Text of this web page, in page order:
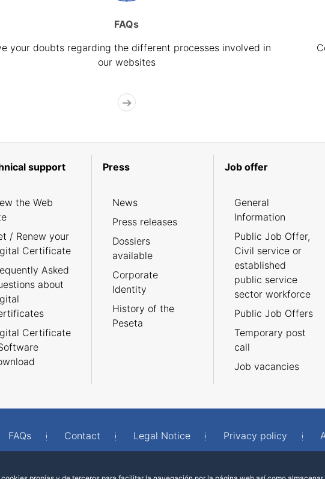
FAQs
your doubts regarding the different processes involved in
our websites
support
the Web
/ Renew your
Certificate
Asked
about
Certificate
Press
News
Press releases
Dossiers
available
Corporate
Identity
History of the
Peseta
Job offer
General
Information
Public Job Offer,
Civil service or
established
public service
sector workforce
Public Job Offers
Temporary post
call
Job vacancies
FAQs Contact Legal Notice Privacy policy